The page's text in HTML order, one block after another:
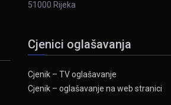
51000 Rijeka
Cjenici oglašavanja
Cjenik – TV oglašavanje
Cjenik – oglašavanje na web stranici